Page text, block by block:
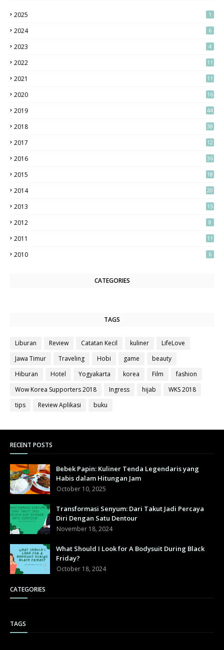
2025 1
2024 6
2023 4
2022 11
2021 11
2020 16
2019 44
2018 38
2017 12
2016 36
2015 18
2014 20
2013 15
2012 8
2011 11
2010 6
CATEGORIES
TAGS
Liburan Review Catatan Kecil kuliner
LifeLove
Jawa Timur
Traveling Hobi game
beauty
Hiburan
Hotel Yogyakarta korea Film
fashion
Wow Korea Supporters 2018
Ingress hijab
WKS 2018
tips
Review Aplikasi buku
RECENT POSTS
Bebek Papin: Kuliner Tenda Legendaris yang
Habis dalam Hitungan Jam
October 10, 2025
Transformasi Senyum: Dari Takut Jadi Percaya
Diri Dengan Satu Dentour
November 18, 2024
What Should I Look for A Bodysuit During Black
Friday?
October 18, 2024
CATEGORIES
TAGS